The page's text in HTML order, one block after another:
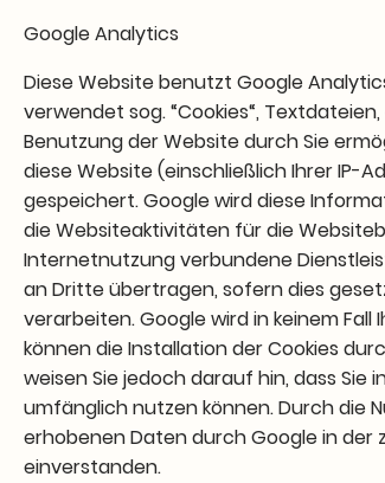
Google Analytics
Diese Website benutzt Google
verwendet sog. “Cookies“,
Benutzung der Website durch Sie
diese Website (einschließlich Ihrer IP-
gespeichert. Google wird diese
die Websiteaktivitäten für die
Internetnutzung verbundene
an Dritte übertragen, sofern dies
verarbeiten. Google wird in keinem
können die Installation der Cookies
weisen Sie jedoch darauf hin, dass Sie
umfänglich nutzen können. Durch die
erhobenen Daten durch Google in der
einverstanden.